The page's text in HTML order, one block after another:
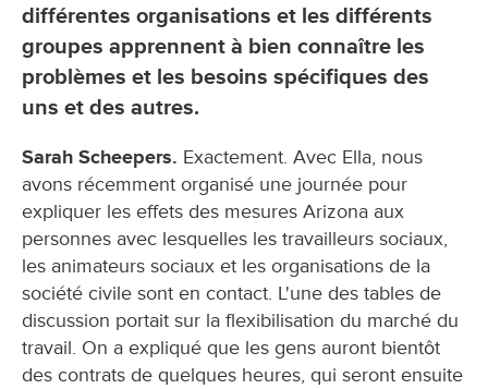
différentes organisations et les différents
groupes apprennent à bien connaître les
problèmes et les besoins spécifiques des
uns et des autres.
Sarah Scheepers. Exactement. Avec Ella, nous
avons récemment organisé une journée pour
expliquer les effets des mesures Arizona aux
personnes avec lesquelles les travailleurs sociaux,
les animateurs sociaux et les organisations de la
société civile sont en contact. L'une des tables de
discussion portait sur la flexibilisation du marché du
travail. On a expliqué que les gens auront bientôt
des contrats de quelques heures, qui seront ensuite